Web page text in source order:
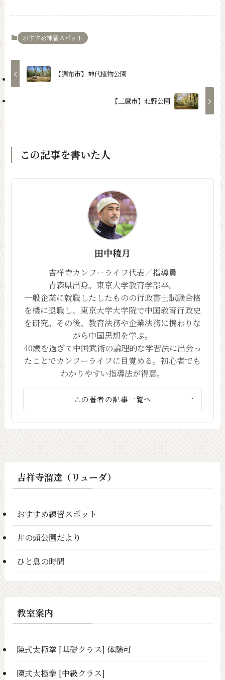
おすすめ練習スポット
【調布市】神代植物公園
【三鷹市】北野公園
この記事を書いた人
田中稜月
吉祥寺カンフーライフ代表／指導員
青森県出身。東京大学教育学部卒。
一般企業に就職したしたものの行政書士試験合格
を機に退職し、東京大学大学院で中国教育行政史
を研究。その後、教育法務や企業法務に携わりな
がら中国思想を学ぶ。
40歳を過ぎて中国武術の論理的な学習法に出会っ
たことでカンフーライフに目覚める。初心者でも
わかりやすい指導法が得意。
この著者の記事一覧へ
吉祥寺溜達（リューダ）
おすすめ練習スポット
井の頭公園だより
ひと息の時間
教室案内
陳式太極拳 [基礎クラス] 体験可
陳式太極拳 [中級クラス]